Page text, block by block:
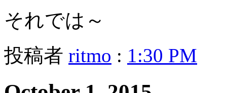
それでは～
投稿者 ritmo : 1:30 PM